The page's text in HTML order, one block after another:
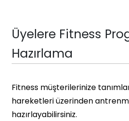
Üyelere Fitness
Hazırlama
Fitness müşterilerinize
hareketleri üzerinden
hazırlayabilirsiniz.